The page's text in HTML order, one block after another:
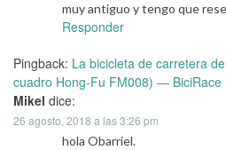
muy antiguo y tengo que
Responder
Pingback: La bicicleta de carretera
cuadro Hong-Fu FM008) — BiciRace
Mikel dice:
26 agosto, 2018 a las 3:26 pm
hola Obarriel.